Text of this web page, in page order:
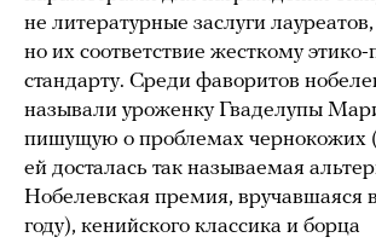
не литературные заслуги лауреатов,
но их соответствие жесткому
стандарту. Среди фаворитов
называли уроженку Гваделупы
пишущую о проблемах чернокожих
ей досталась так называемая
Нобелевская премия, вручавшаяся
году), кенийского классика и борца